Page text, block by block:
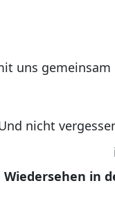
uns
nicht
in